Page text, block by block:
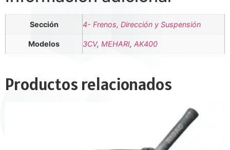
Sección 4- Frenos, Dirección y Suspensión
Modelos 3CV, MEHARI, AK400
Productos relacionados